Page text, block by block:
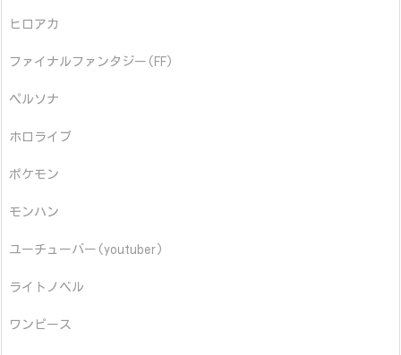
ヒロアカ
ファイナルファンタジー(FF)
ペルソナ
ホロライブ
ポケモン
モンハン
ユーチューバー(youtuber)
ライトノベル
ワンピース